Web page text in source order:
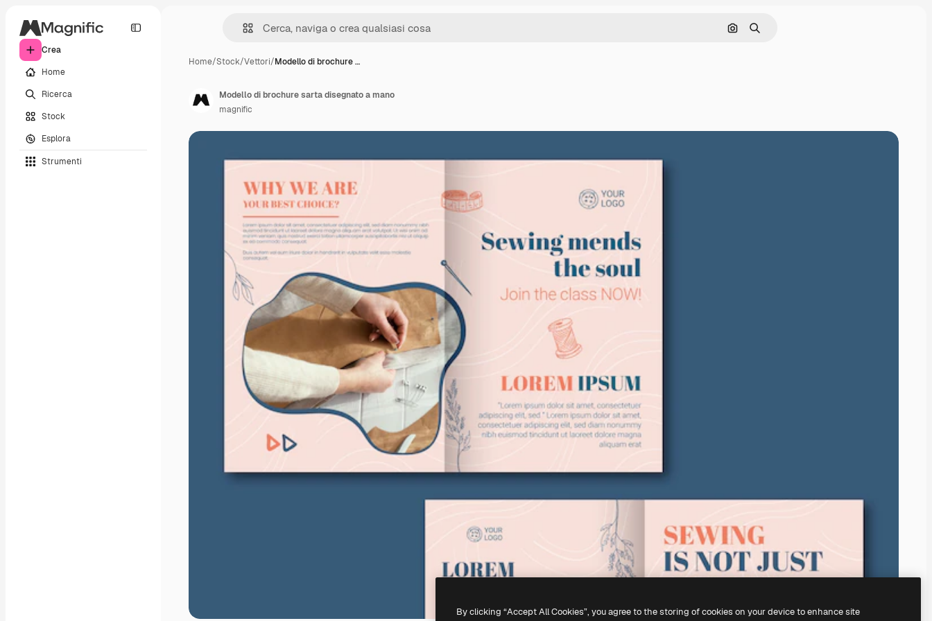
Crea
Home
Ricerca
Stock
Esplora
Strumenti
Cerca per immagine
Ricerca
Home/Stock/Vettori/Modello di brochure …
Modello di brochure sarta disegnato a mano
magnific
By clicking “Accept All Cookies”, you agree to the storing of cookies on your device to enhance site